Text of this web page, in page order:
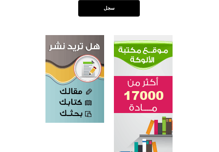
اختتام الدورة التاسعة لمسابقة حفظ وتلاوة القرآن الكريم في أزناكاييف